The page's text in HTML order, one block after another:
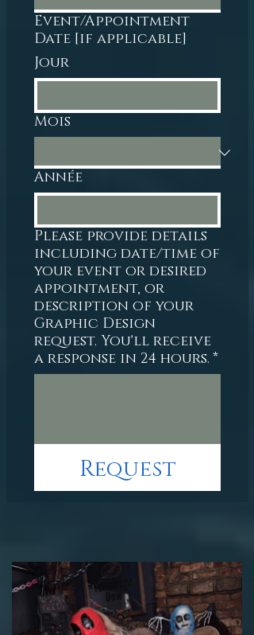
Event/Appointment
Date [if applicable]
Jour
Mois
Année
Please provide details
including date/time of
your event or desired
appointment, or
description of your
Graphic Design
request. You'll receive
a response in 24 hours. *
Request